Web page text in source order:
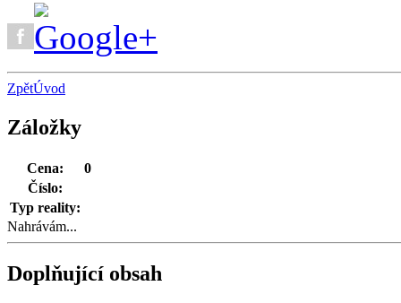
ZpětÚvod
Záložky
Cena:
0
Číslo:
Typ reality:
Nahrávám...
Doplňující obsah